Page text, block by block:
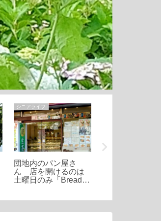
シニアライフ
団地内のパン屋さ
ん 店を開けるのは
土曜日のみ「Bread